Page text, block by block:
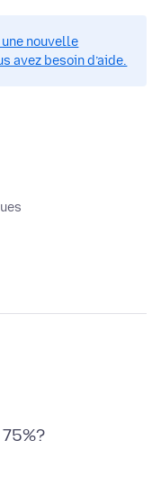
nouvelle
avez besoin d’aide.